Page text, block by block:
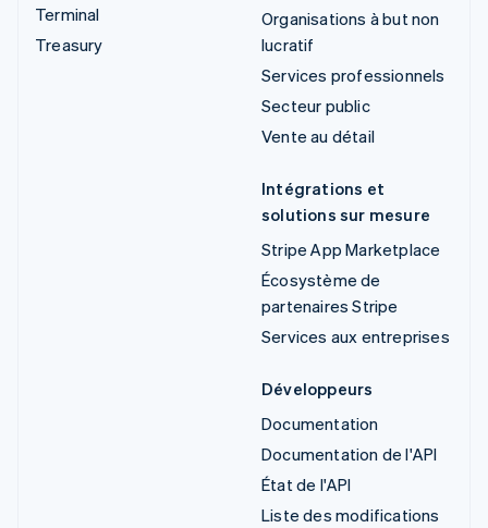
Terminal
Treasury
Organisations à but non
lucratif
Services professionnels
Secteur public
Vente au détail
Intégrations et
solutions sur mesure
Stripe App Marketplace
Écosystème de
partenaires Stripe
Services aux entreprises
Développeurs
Documentation
Documentation de l'API
État de l'API
Liste des modifications